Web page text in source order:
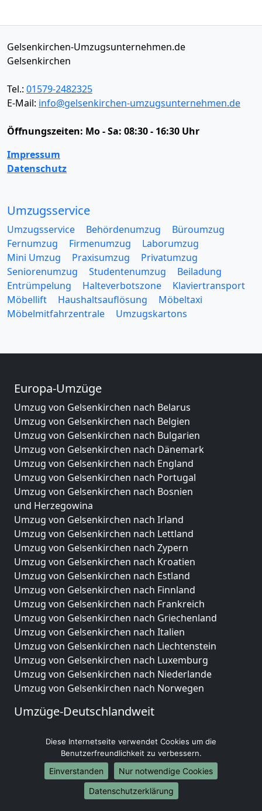
Gelsenkirchen-Umzugsunternehmen.de
Gelsenkirchen
Tel.: 01579-2482325
E-Mail: info@gelsenkirchen-umzugsunternehmen.de
Öffnungszeiten: Mo - Sa: 08:30 - 16:30 Uhr
Impressum
Datenschutz
Umzugsservice
Umzugsservice Behördenumzug
Büroumzug
Fernumzug
Firmenumzug
Laborumzug
Mini Umzug
Praxisumzug
Privatumzug
Seniorenumzug
Studentenumzug
Beiladung
Entrümpelung
Halteverbotszone
Klaviertransport
Möbellift
Haushaltsauflösung
Möbeltaxi
Möbelmitfahrzentrale
Umzugskartons
Europa-Umzüge
Umzug von Gelsenkirchen nach Belarus
Umzug von Gelsenkirchen nach Belgien
Umzug von Gelsenkirchen nach Bulgarien
Umzug von Gelsenkirchen nach Dänemark
Umzug von Gelsenkirchen nach England
Umzug von Gelsenkirchen nach Portugal
Umzug von Gelsenkirchen nach Bosnien
und Herzegowina
Umzug von Gelsenkirchen nach Irland
Umzug von Gelsenkirchen nach Lettland
Umzug von Gelsenkirchen nach Zypern
Umzug von Gelsenkirchen nach Kroatien
Umzug von Gelsenkirchen nach Estland
Umzug von Gelsenkirchen nach Finnland
Umzug von Gelsenkirchen nach Frankreich
Umzug von Gelsenkirchen nach Griechenland
Umzug von Gelsenkirchen nach Italien
Umzug von Gelsenkirchen nach Liechtenstein
Umzug von Gelsenkirchen nach Luxemburg
Umzug von Gelsenkirchen nach Niederlande
Umzug von Gelsenkirchen nach Norwegen
Umzüge-Deutschlandweit
Umzug von Gelsenkirchen nach Hamburg
Umzug von Gelsenkirchen nach München
Umzug von Gelsenkirchen nach Köln
Umzug von Gelsenkirchen nach Frankfurt am Main
Umzug von Gelsenkirchen nach Stuttgart
Diese Internetseite verwendet Cookies um die
Benutzerfreundlichkeit zu verbessern.
Einverstanden
Nur notwendige Cookies
Datenschutzerklärung